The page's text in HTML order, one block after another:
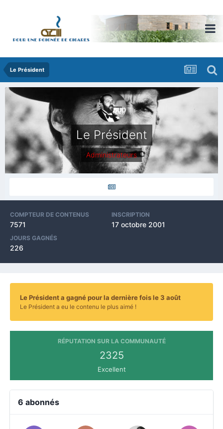
Le Président
Le Président
Administrateurs
COMPTEUR DE CONTENUS
7571
INSCRIPTION
17 octobre 2001
JOURS GAGNÉS
226
Le Président a gagné pour la dernière fois le 3 août
Le Président a eu le contenu le plus aimé !
RÉPUTATION SUR LA COMMUNAUTÉ
2325
Excellent
6 abonnés